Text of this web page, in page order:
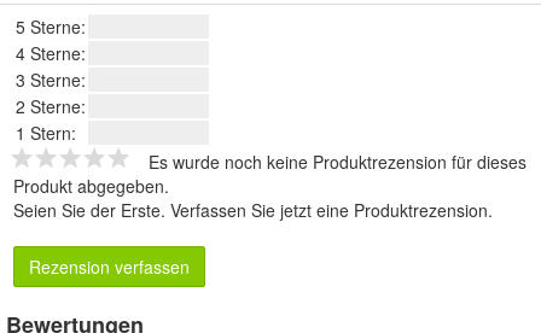
5 Sterne:
4 Sterne:
3 Sterne:
2 Sterne:
1 Stern:
Es wurde noch keine Produktrezension für dieses
Produkt abgegeben.
Seien Sie der Erste. Verfassen Sie jetzt eine Produktrezension.
Rezension verfassen
Bewertungen